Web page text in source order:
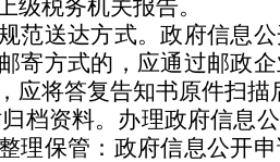
级税务机关报告。
送达方式。政府信息公
寄方式的，应通过邮政
应将答复告知书原件扫描
档资料。 办理政府信息
理保管：政府信息公开